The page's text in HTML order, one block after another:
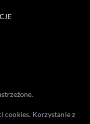
cookies. Korzystanie z